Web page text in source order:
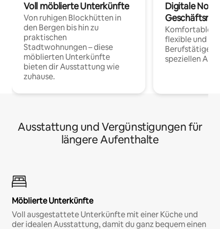
Voll möblierte Unterkünfte
Von ruhigen Blockhütten in
den Bergen bis hin zu
praktischen
Stadtwohnungen – diese
möblierten Unterkünfte
bieten dir Ausstattung wie
zuhause.
Digitale
Komfortable
flexible und
Berufstätige
speziellen
Ausstattung und Vergünstigungen für
längere Aufenthalte
Möblierte Unterkünfte
Voll ausgestattete Unterkünfte mit einer Küche und
der idealen Ausstattung, damit du ganz bequem einen